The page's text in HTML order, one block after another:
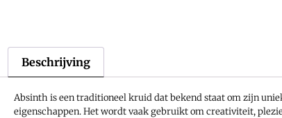
Beschrijving
Absinth is een traditioneel kruid dat bekend staat om zijn
eigenschappen. Het wordt vaak gebruikt om creativiteit,